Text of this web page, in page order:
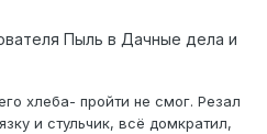
Пыль в Дачные дела и
хлеба- пройти не смог. Резал
и стульчик, всё домкратил,